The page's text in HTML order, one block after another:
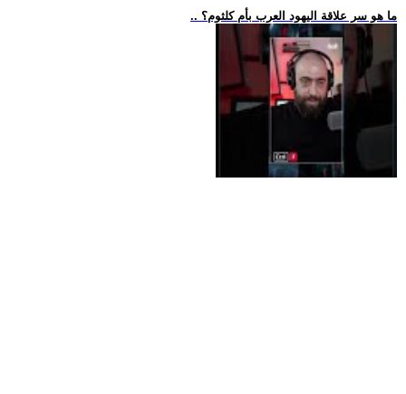
.. ما هو سر علاقة اليهود العرب بأم كلثوم؟